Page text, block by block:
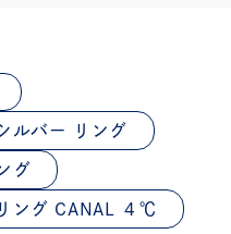
ルバー リング
グ
リング CANAL ４℃